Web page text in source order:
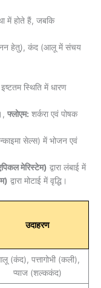
में होते हैं, जबकि
हेतु), कंद (आलू में संचय
इष्टतम स्थिति में धारण
फ्लोएम: शर्करा एवं पोषक
सेल्स) में भोजन एवं
मेरिस्टेम) द्वारा लंबाई में
द्वारा मोटाई में वृद्धि।
उदाहरण
(कंद), पत्तागोभी (कली),
प्याज (शल्ककंद)